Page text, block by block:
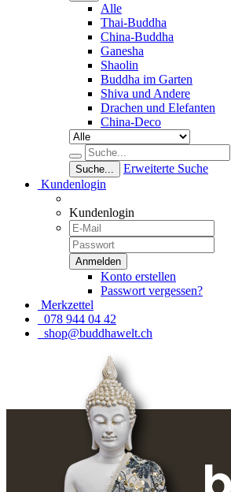
Alle
Thai-Buddha
China-Buddha
Ganesha
Shaolin
Buddha im Garten
Shiva und Andere
Drachen und Elefanten
China-Deco
Suche...
Erweiterte Suche
Kundenlogin
Kundenlogin
Konto erstellen
Passwort vergessen?
Merkzettel
078 944 04 42
shop@buddhawelt.ch